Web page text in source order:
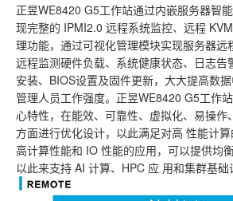
正昱WE8420 G5工作站通过内嵌服务器智
现完整的 IPMI2.0 远程系统监控、远程
理功能，通过可视化管理模块实现服务器远
远程监测硬件负载、系统健康状态、日志告
安装、BIOS设置及固件更新，大大提高数
管理人员工作强度。正昱WE8420 G5工作
心特性，在能效、可靠性、虚拟化、易操作
方面进行优化设计，以此满足对高 性能计
高计算性能和 IO 性能的应用，可以提供均
以此来支持 AI 计算、HPC 应 用和集群基础